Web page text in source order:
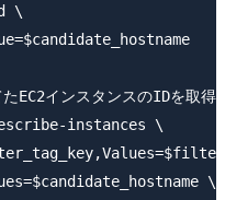
\
EC2インスタンスのIDを取得
instances \
\